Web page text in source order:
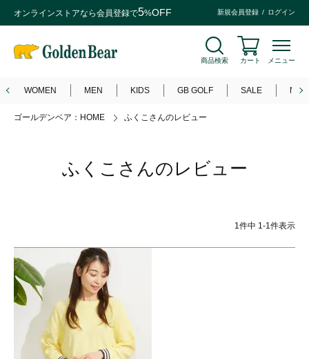
オンラインストアなら会員登録で5%OFF 新規会員登録 ログイン
商品検索 カート メニュー
WOMEN MEN KIDS GB GOLF SALE
ゴールデンベア：HOME ふくこさんのレビュー
ふくこさんのレビュー
1件中 1-1件表示